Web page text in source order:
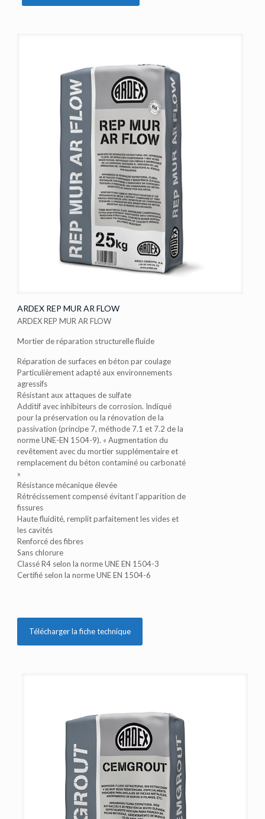
ARDEX REP MUR AR FLOW
ARDEX REP MUR AR FLOW
Mortier de réparation structurelle fluide
Réparation de surfaces en béton par coulage
Particulièrement adapté aux environnements
agressifs
Résistant aux attaques de sulfate
Additif avec inhibiteurs de corrosion. Indiqué
pour la préservation ou la rénovation de la
passivation (principe 7, méthode 7.1 et 7.2 de la
norme UNE-EN 1504-9). « Augmentation du
revêtement avec du mortier supplémentaire et
remplacement du béton contaminé ou carbonaté
»
Résistance mécanique élevée
Rétrécissement compensé évitant l’apparition de
fissures
Haute fluidité, remplit parfaitement les vides et
les cavités
Renforcé des fibres
Sans chlorure
Classé R4 selon la norme UNE EN 1504-3
Certifié selon la norme UNE EN 1504-6
Télécharger la fiche technique